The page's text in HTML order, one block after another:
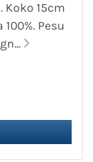
15cm
Pesu